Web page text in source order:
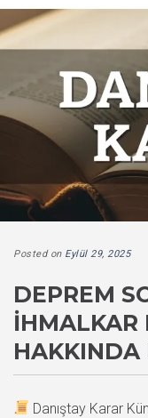
Posted on Eylül 29, 2025
DEPREM
İHMALKAR
HAKKINDA
Danıştay Karar